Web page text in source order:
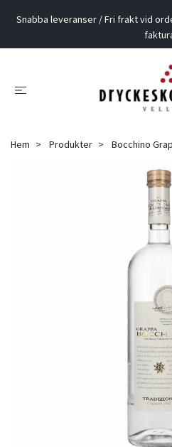
Snabba leveranser / Fri frakt vid
Hem Produkter Bocchino